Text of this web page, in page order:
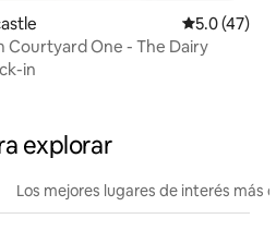
Calificación
5.0 (47)
One - The Dairy
in
explorar
Los mejores lugares de interés más